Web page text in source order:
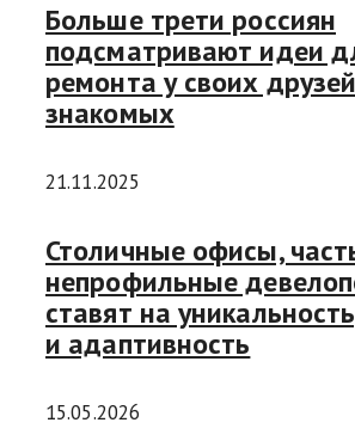
Больше трети россиян
подсматривают идеи
ремонта у своих
знакомых
21.11.2025
Столичные офисы,
непрофильные
ставят на
и адаптивность
15.05.2026